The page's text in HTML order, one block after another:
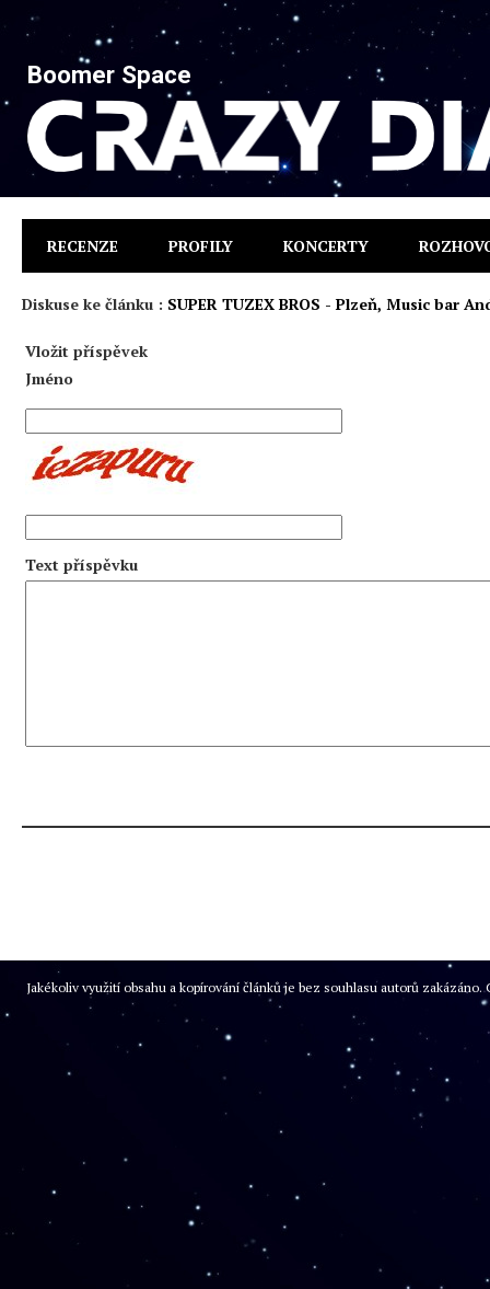
Boomer Space
RECENZE PROFILY KONCERTY
Diskuse ke článku : SUPER TUZEX BROS - Plzeň, Music bar
Vložit příspěvek
Jméno
Text příspěvku
Jakékoliv využití obsahu a kopírování článků je bez souhlasu autorů